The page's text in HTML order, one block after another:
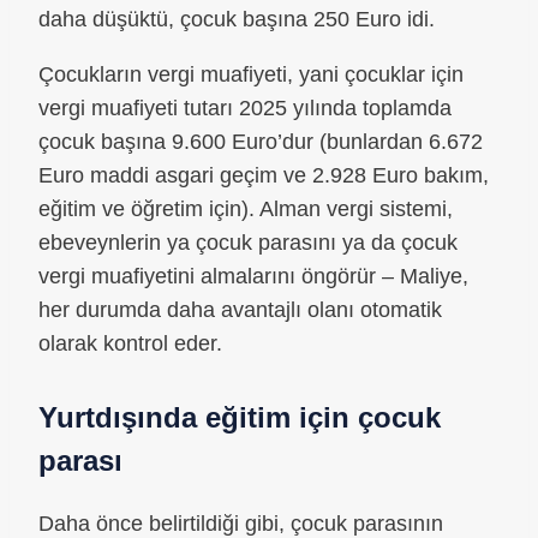
daha düşüktü, çocuk başına 250 Euro idi.
Çocukların vergi muafiyeti, yani çocuklar için
vergi muafiyeti tutarı 2025 yılında toplamda
çocuk başına 9.600 Euro’dur (bunlardan 6.672
Euro maddi asgari geçim ve 2.928 Euro bakım,
eğitim ve öğretim için). Alman vergi sistemi,
ebeveynlerin ya çocuk parasını ya da çocuk
vergi muafiyetini almalarını öngörür – Maliye,
her durumda daha avantajlı olanı otomatik
olarak kontrol eder.
Yurtdışında eğitim için çocuk
parası
Daha önce belirtildiği gibi, çocuk parasının